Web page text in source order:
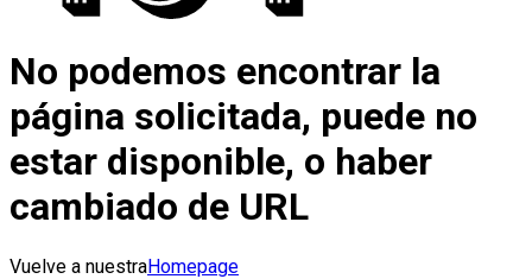
No podemos encontrar la
página solicitada, puede no
estar disponible, o haber
cambiado de URL
Vuelve a nuestraHomepage